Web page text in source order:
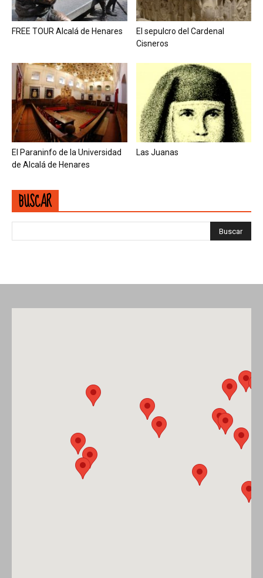
FREE TOUR Alcalá de Henares
El sepulcro del Cardenal
Cisneros
El Paraninfo de la Universidad
de Alcalá de Henares
Las Juanas
BUSCAR